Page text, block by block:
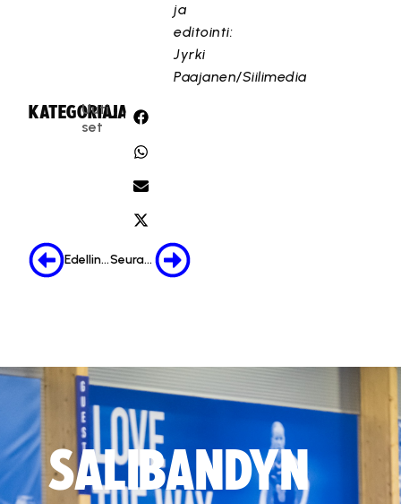
ja
editointi:
Jyrki
Paajanen/Siilimedia
KATEGORIA:
Uuti
set
JAA:
Edellinen Seuraava
SALIBANDYN